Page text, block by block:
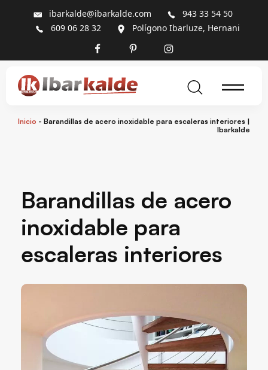
ibarkalde@ibarkalde.com
943 33 54 50
609 06 28 32
Polígono Ibarluze, Hernani
Inicio - Barandillas de acero inoxidable para escaleras interiores |
Ibarkalde
Barandillas de acero
inoxidable para
escaleras interiores